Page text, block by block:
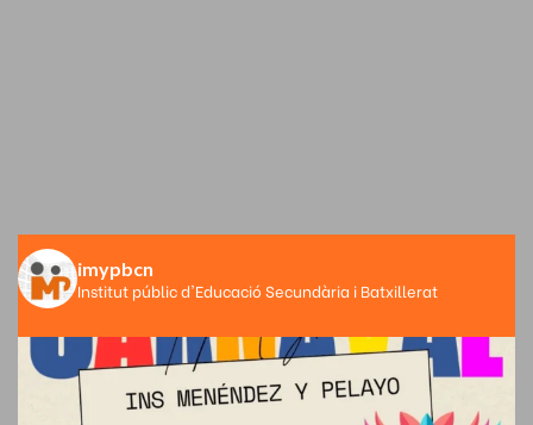
imypbcn
Institut públic d'Educació Secundària i Batxillerat